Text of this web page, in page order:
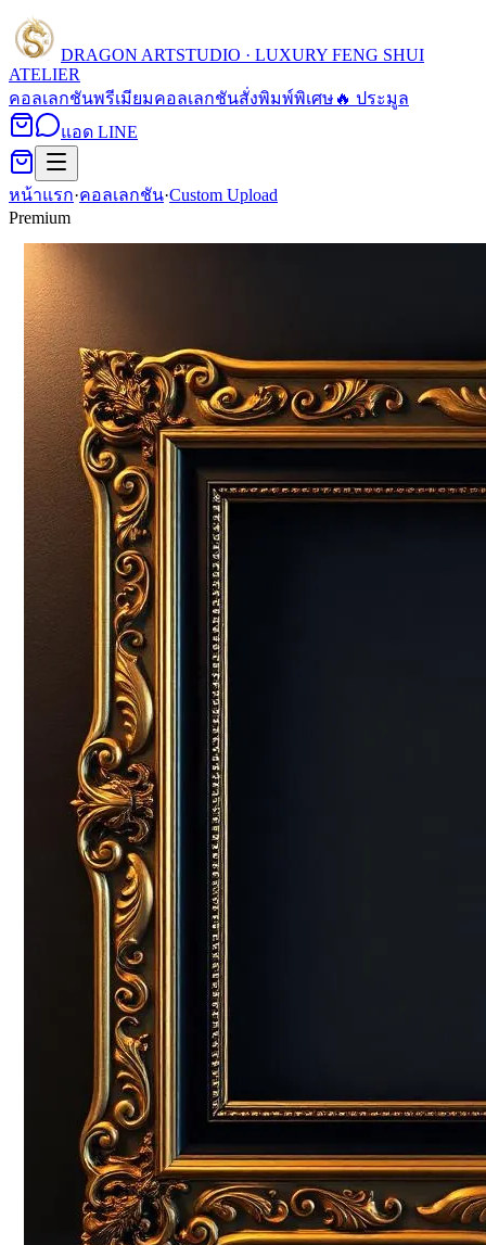
DRAGON ARTSTUDIO · LUXURY FENG SHUI
ATELIER
คอลเลกชันพรีเมียมคอลเลกชันสั่งพิมพ์พิเศษ 🔥 ประมูล
แอด LINE
หน้าแรก·คอลเลกชัน·Custom Upload
Premium